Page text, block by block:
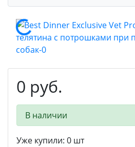
0 руб.
В наличии
Уже купили: 0 шт